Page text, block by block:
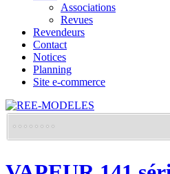
Associations
Revues
Revendeurs
Contact
Notices
Planning
Site e-commerce